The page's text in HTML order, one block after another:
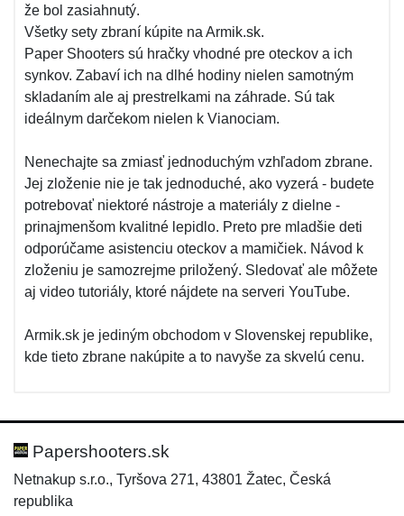
že bol zasiahnutý.
Všetky sety zbraní kúpite na Armik.sk.
Paper Shooters sú hračky vhodné pre oteckov a ich
synkov. Zabaví ich na dlhé hodiny nielen samotným
skladaním ale aj prestrelkami na záhrade. Sú tak
ideálnym darčekom nielen k Vianociam.
Nenechajte sa zmiasť jednoduchým vzhľadom zbrane.
Jej zloženie nie je tak jednoduché, ako vyzerá - budete
potrebovať niektoré nástroje a materiály z dielne -
prinajmenšom kvalitné lepidlo. Preto pre mladšie deti
odporúčame asistenciu oteckov a mamičiek. Návod k
zloženiu je samozrejme priložený. Sledovať ale môžete
aj video tutoriály, ktoré nájdete na serveri YouTube.
Armik.sk je jediným obchodom v Slovenskej republike,
kde tieto zbrane nakúpite a to navyše za skvelú cenu.
Papershooters.sk
Netnakup s.r.o., Tyršova 271, 43801 Žatec, Česká
republika